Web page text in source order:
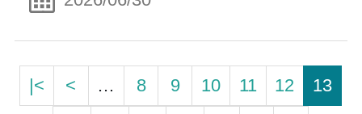
|< < … 8 9 10 11 12
13